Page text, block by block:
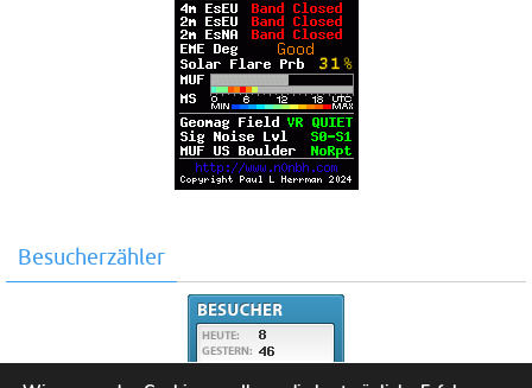
Besucherzähler